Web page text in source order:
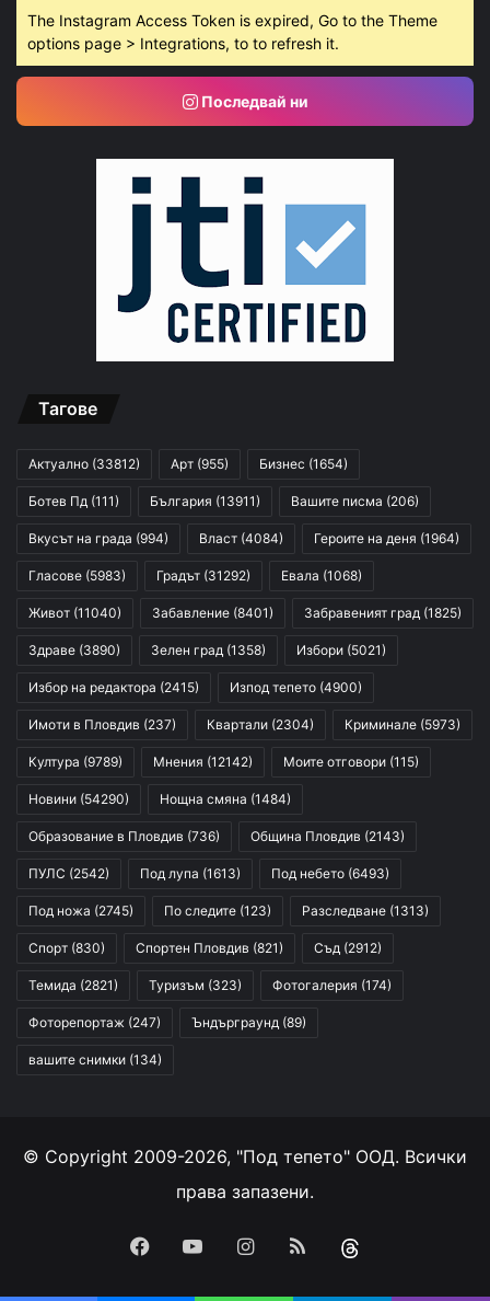
The Instagram Access Token is expired, Go to the Theme
options page > Integrations, to to refresh it.
Последвай ни
Тагове
Актуално (33812) Арт (955) Бизнес (1654)
Ботев Пд (111) България (13911) Вашите писма (206)
Вкусът на града (994) Власт (4084) Героите на деня (1964)
Гласове (5983) Градът (31292) Евала (1068)
Живот (11040) Забавление (8401) Забравеният град (1825)
Здраве (3890) Зелен град (1358) Избори (5021)
Избор на редактора (2415) Изпод тепето (4900)
Имоти в Пловдив (237) Квартали (2304) Криминале (5973)
Култура (9789) Мнения (12142) Моите отговори (115)
Новини (54290) Нощна смяна (1484)
Образование в Пловдив (736) Община Пловдив (2143)
ПУЛС (2542) Под лупа (1613) Под небето (6493)
Под ножа (2745) По следите (123) Разследване (1313)
Спорт (830) Спортен Пловдив (821) Съд (2912)
Темида (2821) Туризъм (323) Фотогалерия (174)
Фоторепортаж (247) Ъндърграунд (89)
вашите снимки (134)
© Copyright 2009-2026, "Под тепето" ООД. Всички
права запазени.
FacebookYouTubeInstagram
RSS